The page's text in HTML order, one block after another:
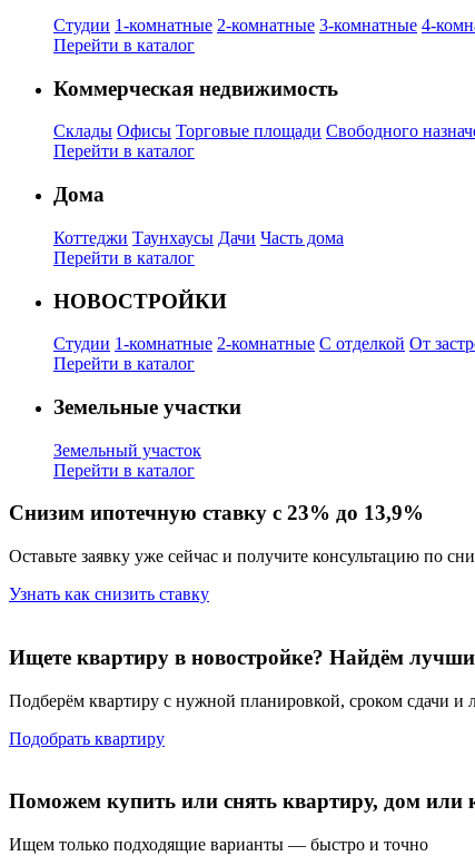
Студии 1-комнатные 2-комнатные 3-комнатные 4-
Перейти в каталог
Коммерческая недвижимость
Склады Офисы Торговые площади Свободного
Перейти в каталог
Дома
Коттеджи Таунхаусы Дачи Часть дома
Перейти в каталог
НОВОСТРОЙКИ
Студии 1-комнатные 2-комнатные С отделкой От
Перейти в каталог
Земельные участки
Земельный участок
Перейти в каталог
Снизим ипотечную ставку с 23% до 13,9%
Оставьте заявку уже сейчас и получите консультацию по
Узнать как снизить ставку
Ищете квартиру в новостройке? Найдём
Подберём квартиру с нужной планировкой, сроком сдачи и
Подобрать квартиру
Поможем купить или снять квартиру, дом или
Ищем только подходящие варианты — быстро и точно